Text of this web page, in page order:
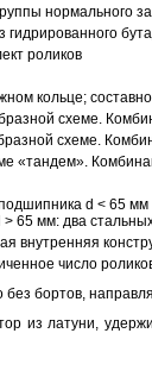
нормального
роликов
кольце;
схеме.
схеме.
«тандем».
d < 65
65 мм: два
внутренняя
число
бортов,
из латуни,